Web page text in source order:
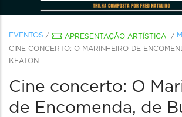
EVENTOS / APRESENTAÇÃO ARTÍSTICA /
CINE CONCERTO: O MARINHEIRO DE
KEATON
Cine concerto: O
de Encomenda, de